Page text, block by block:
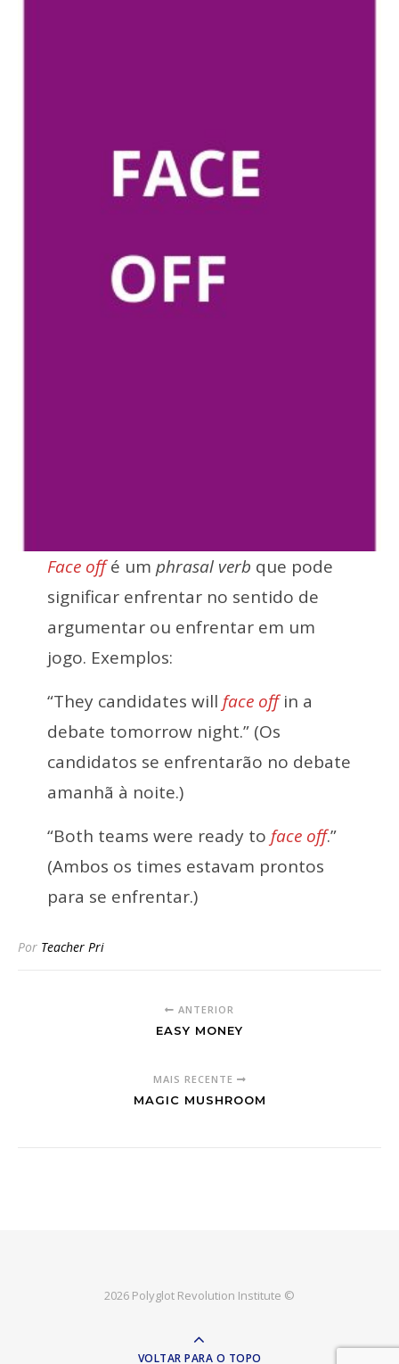
Face offé um phrasal verb que pode
significar enfrentar no sentido de
argumentar ou enfrentar em um
jogo. Exemplos:
“They candidates will face offin a
debate tomorrow night.” (Os
candidatos se enfrentarão no debate
amanhã à noite.)
“Both teams were ready to face off.”
(Ambos os times estavam prontos
para se enfrentar.)
Por Teacher Pri
ANTERIOR
EASY MONEY
MAIS RECENTE
MAGIC MUSHROOM
2026 Polyglot Revolution Institute ©
VOLTAR PARA O TOPO